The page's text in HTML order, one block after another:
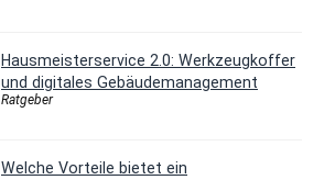
Hausmeisterservice 2.0: Werkzeugkoffer
und digitales Gebäudemanagement
Ratgeber
Welche Vorteile bietet ein